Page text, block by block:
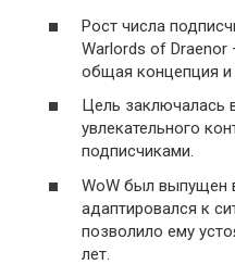
Рост числа
Warlords of Draenor
общая концепция
Цель заключалась
увлекательного
подписчиками.
WoW был выпущен
адаптировался к
позволило ему
лет.